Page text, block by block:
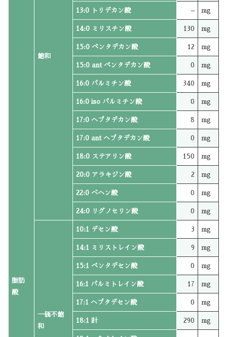
脂肪
酸
飽和
13:0 トリデカン酸 – mg
14:0 ミリスチン酸 130 mg
15:0 ペンタデカン酸 12 mg
15:0 ant ペンタデカン酸 0 mg
16:0 パルミチン酸 340 mg
16:0 iso パルミチン酸 0 mg
17:0 ヘプタデカン酸 8 mg
17:0 ant ヘプタデカン酸 0 mg
18:0 ステアリン酸 150 mg
20:0 アラキジン酸 2 mg
22:0 ベヘン酸 0 mg
24:0 リグノセリン酸 0 mg
一価不飽
和
10:1 デセン酸 3 mg
14:1 ミリストレイン酸 9 mg
15:1 ペンタデセン酸 0 mg
16:1 パルミトレイン酸 17 mg
17:1 ヘプタデセン酸 0 mg
18:1 計 290 mg